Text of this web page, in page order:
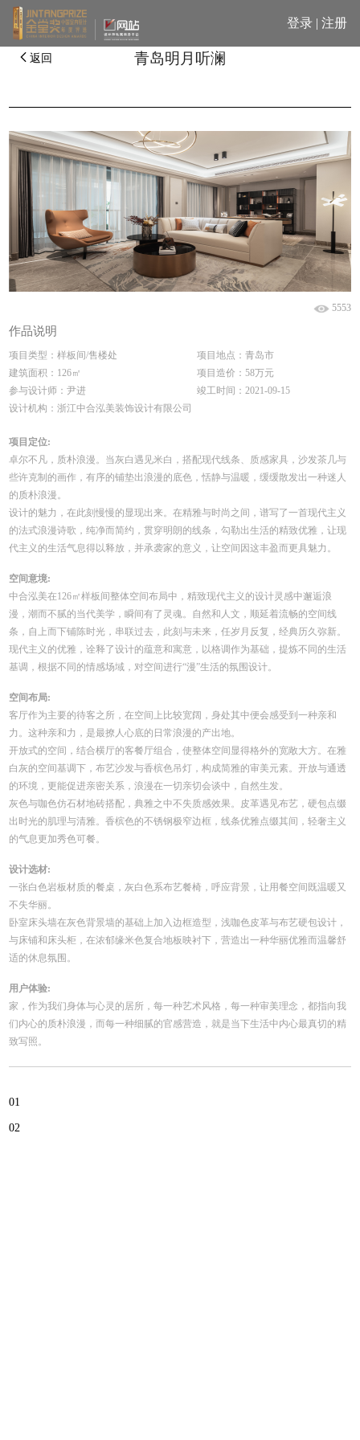
登录 | 注册
返回 青岛明月听澜
5553
作品说明
项目类型：样板间/售楼处
项目地点：青岛市
建筑面积：126㎡
项目造价：58万元
参与设计师：尹进
竣工时间：2021-09-15
设计机构：浙江中合泓美装饰设计有限公司
项目定位:
卓尔不凡，质朴浪漫。当灰白遇见米白，搭配现代线条、质感家具，沙发茶几与
些许克制的画作，有序的铺垫出浪漫的底色，恬静与温暖，缓缓散发出一种迷人
的质朴浪漫。
设计的魅力，在此刻慢慢的显现出来。在精雅与时尚之间，谱写了一首现代主义
的法式浪漫诗歌，纯净而简约，贯穿明朗的线条，勾勒出生活的精致优雅，让现
代主义的生活气息得以释放，并承袭家的意义，让空间因这丰盈而更具魅力。
空间意境:
中合泓美在126㎡样板间整体空间布局中，精致现代主义的设计灵感中邂逅浪
漫，潮而不腻的当代美学，瞬间有了灵魂。自然和人文，顺延着流畅的空间线
条，自上而下铺陈时光，串联过去，此刻与未来，任岁月反复，经典历久弥新。
现代主义的优雅，诠释了设计的蕴意和寓意，以格调作为基础，提炼不同的生活
基调，根据不同的情感场域，对空间进行“漫”生活的氛围设计。
空间布局:
客厅作为主要的待客之所，在空间上比较宽阔，身处其中便会感受到一种亲和
力。这种亲和力，是最撩人心底的日常浪漫的产出地。
开放式的空间，结合横厅的客餐厅组合，使整体空间显得格外的宽敞大方。在雅
白灰的空间基调下，布艺沙发与香槟色吊灯，构成简雅的审美元素。开放与通透
的环境，更能促进亲密关系，浪漫在一切亲切会谈中，自然生发。
灰色与咖色仿石材地砖搭配，典雅之中不失质感效果。皮革遇见布艺，硬包点缀
出时光的肌理与清雅。香槟色的不锈钢极窄边框，线条优雅点缀其间，轻奢主义
的气息更加秀色可餐。
设计选材:
一张白色岩板材质的餐桌，灰白色系布艺餐椅，呼应背景，让用餐空间既温暖又
不失华丽。
卧室床头墙在灰色背景墙的基础上加入边框造型，浅咖色皮革与布艺硬包设计，
与床铺和床头柜，在浓郁缘米色复合地板映衬下，营造出一种华丽优雅而温馨舒
适的休息氛围。
用户体验:
家，作为我们身体与心灵的居所，每一种艺术风格，每一种审美理念，都指向我
们内心的质朴浪漫，而每一种细腻的官感营造，就是当下生活中内心最真切的精
致写照。
01
02